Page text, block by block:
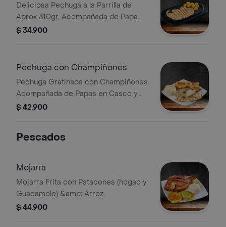
Deliciosa Pechuga a la Parrilla de
Aprox 310gr, Acompañada de Papa
Criolla
$ 34.900
Pechuga con Champiñones
Pechuga Gratinada con Champiñones
Acompañada de Papas en Casco y
Arroz de la Finca con Mazorca
$ 42.900
Pescados
Mojarra
Mojarra Frita con Patacones (hogao y
Guacamole) &amp; Arroz
$ 44.900